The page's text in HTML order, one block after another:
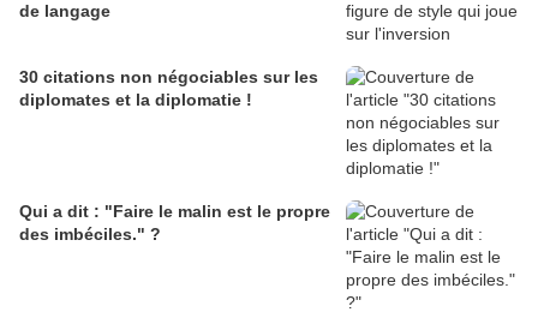
de langage
30 citations non négociables sur les
diplomates et la diplomatie !
Qui a dit : "Faire le malin est le propre
des imbéciles." ?